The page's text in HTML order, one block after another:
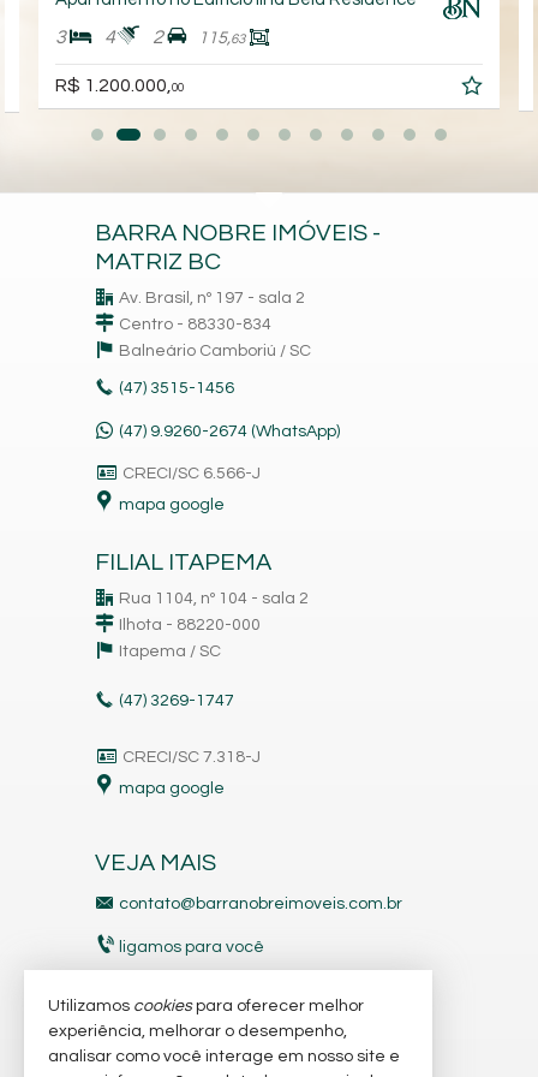
3 4 2 115,63
R$ 1.200.000,00
BARRA NOBRE IMÓVEIS -
MATRIZ BC
Av. Brasil, nº 197 - sala 2
Centro - 88330-834
Balneário Camboriú / SC
(47) 3515-1456
(47) 9.9260-2674 (WhatsApp)
CRECI/SC 6.566-J
mapa google
FILIAL ITAPEMA
Rua 1104, nº 104 - sala 2
Ilhota - 88220-000
Itapema / SC
(47) 3269-1747
CRECI/SC 7.318-J
mapa google
VEJA MAIS
contato@barranobreimoveis.com.br
ligamos para você
indicadores financeiros
Utilizamos cookiespara oferecer melhor
experiência, melhorar o desempenho,
analisar como você interage em nosso site e